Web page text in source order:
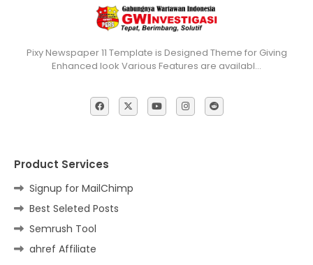
Pixy Newspaper 11 Template is Designed Theme for Giving
Enhanced look Various Features are availabl…
Product Services
Signup for MailChimp
Best Seleted Posts
Semrush Tool
ahref Affiliate